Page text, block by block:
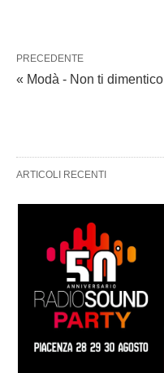
PRECEDENTE
« Modà - Non ti dimentico
ARTICOLI RECENTI